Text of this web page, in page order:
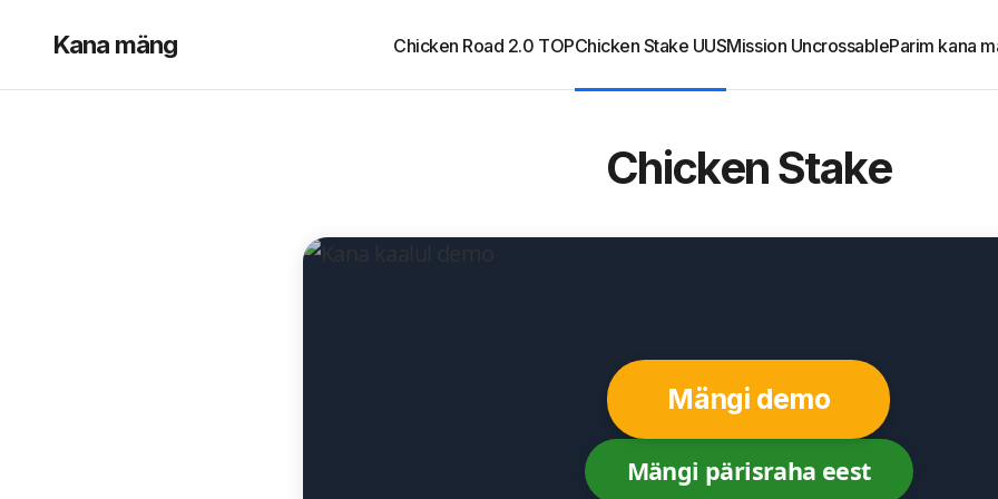
Kana mäng Chicken Road 2.0 TOPChicken Stake UUSMission UncrossableParim kana
Chicken Stake
Mängi demo
Mängi pärisraha eest